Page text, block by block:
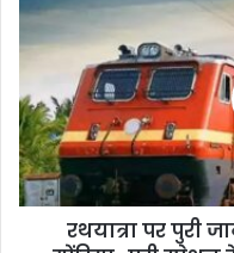
रथयात्रा पर पुरी